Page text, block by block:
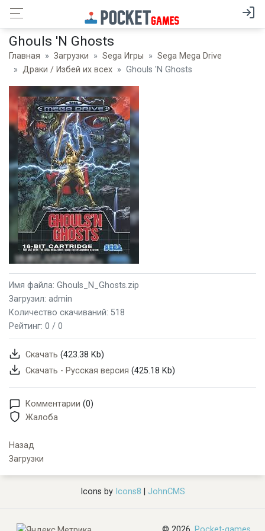
Ghouls 'N Ghosts
Главная Загрузки Sega Игры
Sega Mega Drive
Драки / Избей их всех
Ghouls 'N Ghosts
Имя файла: Ghouls_N_Ghosts.zip
Загрузил: admin
Количество скачиваний: 518
Рейтинг: 0 / 0
Скачать (423.38 Kb)
Скачать - Русская версия (425.18 Kb)
Комментарии (0)
Жалоба
Назад
Загрузки
Icons byIcons8 JohnCMS